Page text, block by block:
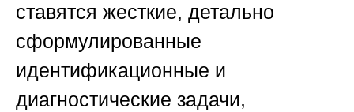
ставятся жесткие, детально
сформулированные
идентификационные и
диагностические задачи,